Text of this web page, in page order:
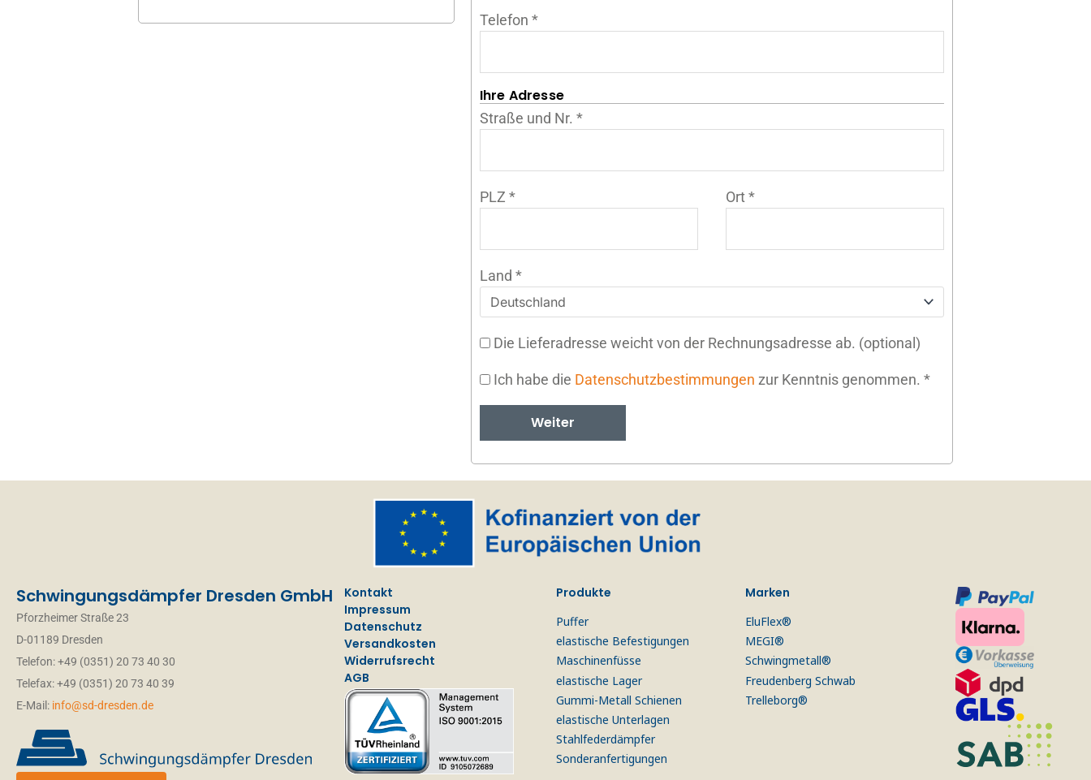
Telefon *
Ihre Adresse
Straße und Nr. *
PLZ * Ort*
Land *
Die Lieferadresse weicht von der Rechnungsadresse ab. (optional)
Ich habe die Datenschutzbestimmungen zur Kenntnis genommen. *
Weiter
Schwingungsdämpfer Dresden GmbH
Pforzheimer Straße 23
D-01189 Dresden
Telefon: +49 (0351) 20 73 40 30
Telefax: +49 (0351) 20 73 40 39
E-Mail: info@sd-dresden.de
Kontakt
Impressum
Datenschutz
Versandkosten
Widerrufsrecht
AGB
Produkte
Puffer
elastische Befestigungen
Maschinenfüsse
elastische Lager
Gummi-Metall Schienen
elastische Unterlagen
Stahlfederdämpfer
Sonderanfertigungen
Marken
EluFlex®
MEGI®
Schwingmetall®
Freudenberg Schwab
Trelleborg®